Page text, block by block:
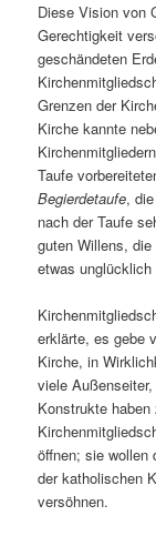
Diese Vision von
Gerechtigkeit
geschändeten
Grenzen der
Kirche kannte
Taufe
Begierdetaufe,
nach der Taufe
guten Willens,
etwas unglücklich
erklärte, es gebe
Kirche, in
viele
Konstrukte
öffnen; sie wollen
der katholischen
versöhnen.